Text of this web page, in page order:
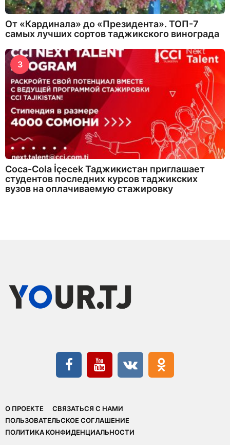
От «Кардинала» до «Президента». ТОП-7
самых лучших сортов таджикского винограда
3
Coca-Cola İçecek Таджикистан приглашает
студентов последних курсов таджикских
вузов на оплачиваемую стажировку
О ПРОЕКТЕ
СВЯЗАТЬСЯ С НАМИ
ПОЛЬЗОВАТЕЛЬСКОЕ СОГЛАШЕНИЕ
ПОЛИТИКА КОНФИДЕНЦИАЛЬНОСТИ